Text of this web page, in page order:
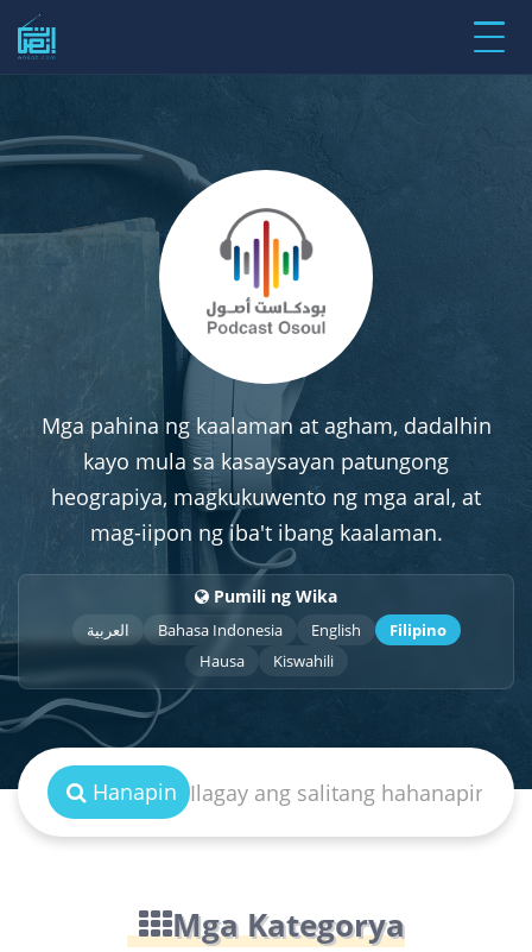
Mga pahina ng kaalaman at agham, dadalhin
kayo mula sa kasaysayan patungong
heograpiya, magkukuwento ng mga aral, at
mag-iipon ng iba't ibang kaalaman.
Hanapin
Pumili ng Wika
العربية Bahasa Indonesia English
Filipino
Hausa
Kiswahili
Mga Kategorya